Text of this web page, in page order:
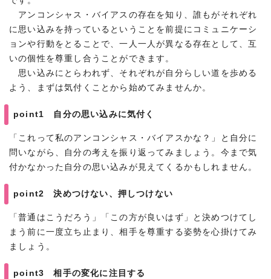
アンコンシャス・バイアスの存在を知り、誰もがそれぞれ
に思い込みを持っているということを前提にコミュニケーシ
ョンや行動をとることで、一人一人が異なる存在として、互
いの個性を尊重し合うことができます。
思い込みにとらわれず、それぞれが自分らしい道を歩める
よう、まずは気付くことから始めてみませんか。
point1 自分の思い込みに気付く
「これって私のアンコンシャス・バイアスかな？」と自分に
問いながら、自分の考えを振り返ってみましょう。今まで気
付かなかった自分の思い込みが見えてくるかもしれません。
point2 決めつけない、押しつけない
「普通はこうだろう」「この方が良いはず」と決めつけてし
まう前に一度立ち止まり、相手を尊重する姿勢を心掛けてみ
ましょう。
point3 相手の変化に注目する